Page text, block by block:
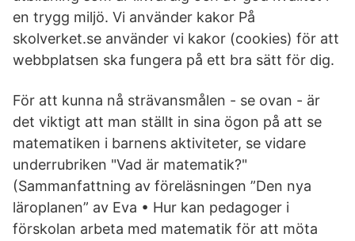
en trygg miljö. Vi använder kakor På
skolverket.se använder vi kakor (cookies) för att
webbplatsen ska fungera på ett bra sätt för dig.
För att kunna nå strävansmålen - se ovan - är
det viktigt att man ställt in sina ögon på att se
matematiken i barnens aktiviteter, se vidare
underrubriken "Vad är matematik?"
(Sammanfattning av föreläsningen ”Den nya
läroplanen” av Eva • Hur kan pedagoger i
förskolan arbeta med matematik för att möta